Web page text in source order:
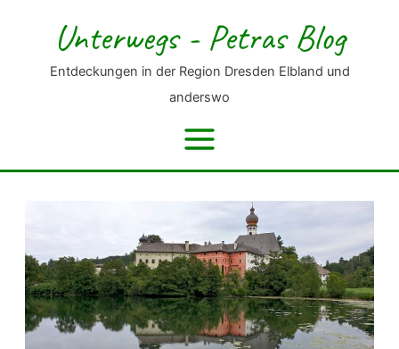
springen
Unterwegs - Petras Blog
Entdeckungen in der Region Dresden Elbland und
anderswo